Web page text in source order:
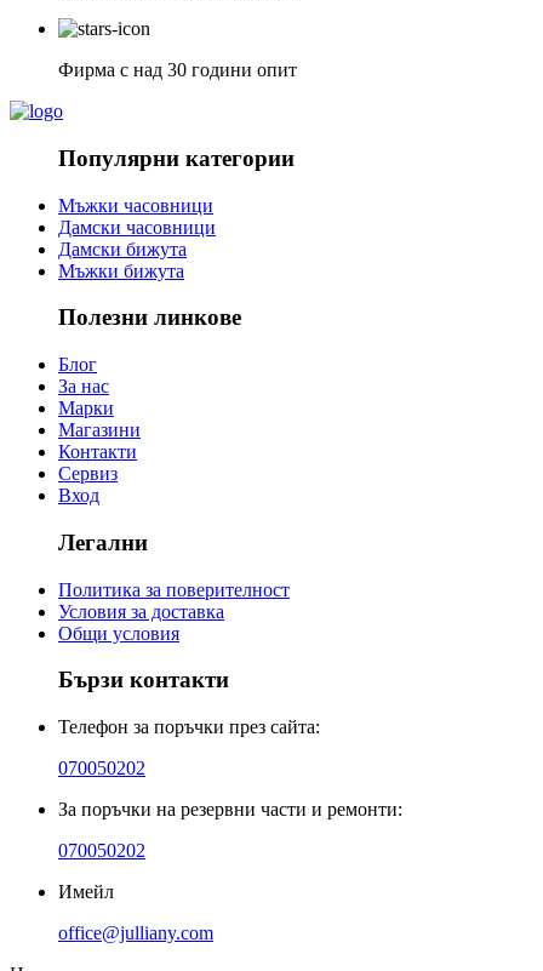
Фирма с над 30 години опит
Популярни категории
Мъжки часовници
Дамски часовници
Дамски бижута
Мъжки бижута
Полезни линкове
Блог
За нас
Марки
Магазини
Контакти
Сервиз
Вход
Легални
Политика за поверителност
Условия за доставка
Общи условия
Бързи контакти
Телефон за поръчки през сайта:
070050202
За поръчки на резервни части и ремонти:
070050202
Имейл
office@julliany.com